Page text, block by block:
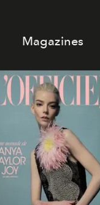
Magazines